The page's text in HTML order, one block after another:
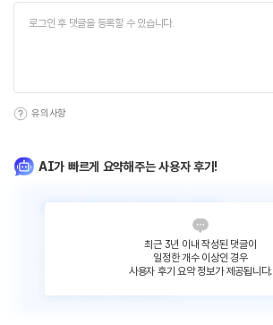
유의사항
AI가 빠르게 요약해주는 사용자 후기!
최근 3년 이내 작성된 댓글이
일정한 개수 이상인 경우
사용자 후기 요약 정보가 제공됩니다.